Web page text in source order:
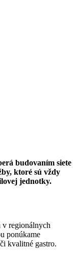
budovaním siete
ktoré sú vždy
jednotky.
v regionálnych
ponúkame
kvalitné gastro.